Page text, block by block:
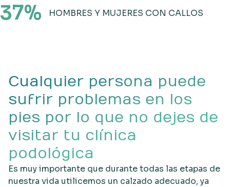
37% HOMBRES Y MUJERES CON CALLOS
Cualquier persona puede
sufrir problemas en los
pies por lo que no dejes de
visitar tu clínica
podológica
Es muy importante que durante todas las etapas de
nuestra vida utilicemos un calzado adecuado, ya